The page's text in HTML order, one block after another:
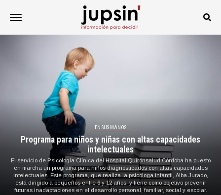
EN SUS MANOS
Programa para niños y niñas con altas capacidades
intelectuales
El servicio de Psicología Clínica del Hospital Quirónsalud Córdoba ha puesto
en marcha un programa para niños diagnosticados con altas capacidades
intelectuales. Este programa, que realiza la psicóloga infantil, Alba Jurado,
está dirigido a pequeños entre 6 y 12 años, y tiene como objetivo prevenir
futuras inadaptaciones en el desarrollo personal, familiar, social y escolar.